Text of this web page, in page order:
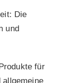
Die
und
für
allgemeine